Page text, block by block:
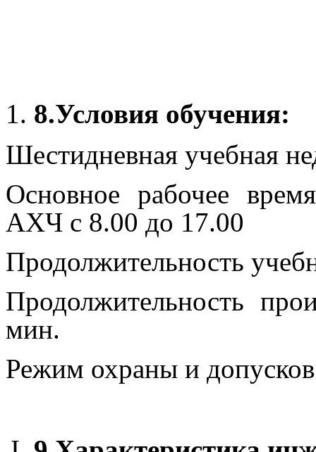
8.Условия обучения:
Шестидневная учебная
Основное рабочее
АХЧ с 8.00 до 17.00
Продолжительность
Продолжительность
мин.
Режим охраны и